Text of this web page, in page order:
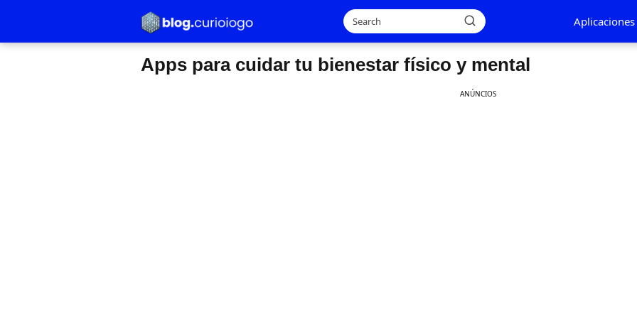
Aplicaciones
Apps para cuidar tu bienestar físico y mental
ANÚNCIOS